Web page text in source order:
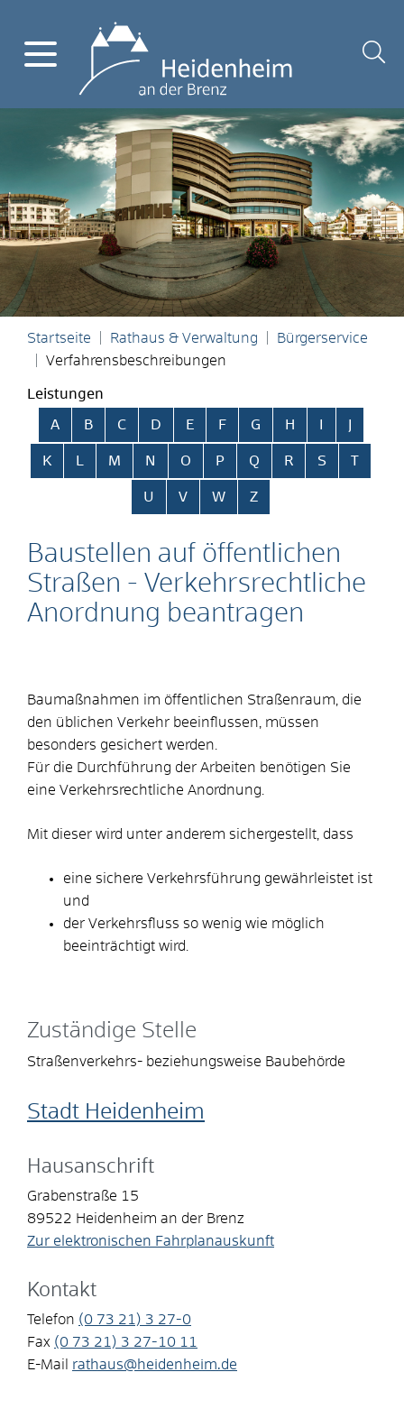
Startseite Rathaus & Verwaltung
Bürgerservice
Verfahrensbeschreibungen
Leistungen
Alphabetisches Register überspringen
A B C D E F G H
K L M N O P Q R S T
U V W Z
Baustellen auf öffentlichen
Straßen - Verkehrsrechtliche
Anordnung beantragen
Baumaßnahmen im öffentlichen Straßenraum, die
den üblichen Verkehr beeinflussen, müssen
besonders gesichert werden.
Für die Durchführung der Arbeiten benötigen Sie
eine Verkehrsrechtliche Anordnung.
Mit dieser wird unter anderem sichergestellt, dass
eine sichere Verkehrsführung gewährleistet ist
und
der Verkehrsfluss so wenig wie möglich
beeinträchtigt wird.
Zuständige Stelle
Straßenverkehrs- beziehungsweise Baubehörde
Stadt Heidenheim
Hausanschrift
Grabenstraße 15
89522 Heidenheim an der Brenz
Zur elektronischen Fahrplanauskunft
Kontakt
Telefon (0 73 21) 3 27-0
Fax (0 73 21) 3 27-10 11
E-Mail
rathaus@heidenheim.de